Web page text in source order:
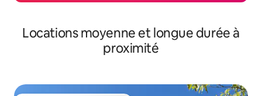
Locations moyenne et longue durée à
proximité